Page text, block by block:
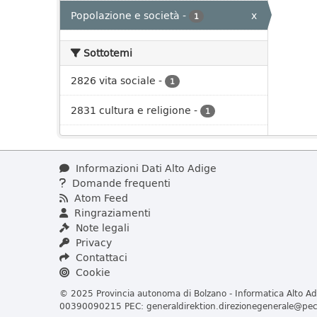
Popolazione e società - 1 x
Sottotemi
2826 vita sociale - 1
2831 cultura e religione - 1
Informazioni Dati Alto Adige
Domande frequenti
Atom Feed
Ringraziamenti
Note legali
Privacy
Contattaci
Cookie
© 2025 Provincia autonoma di Bolzano - Informatica Alto
00390090215 PEC: